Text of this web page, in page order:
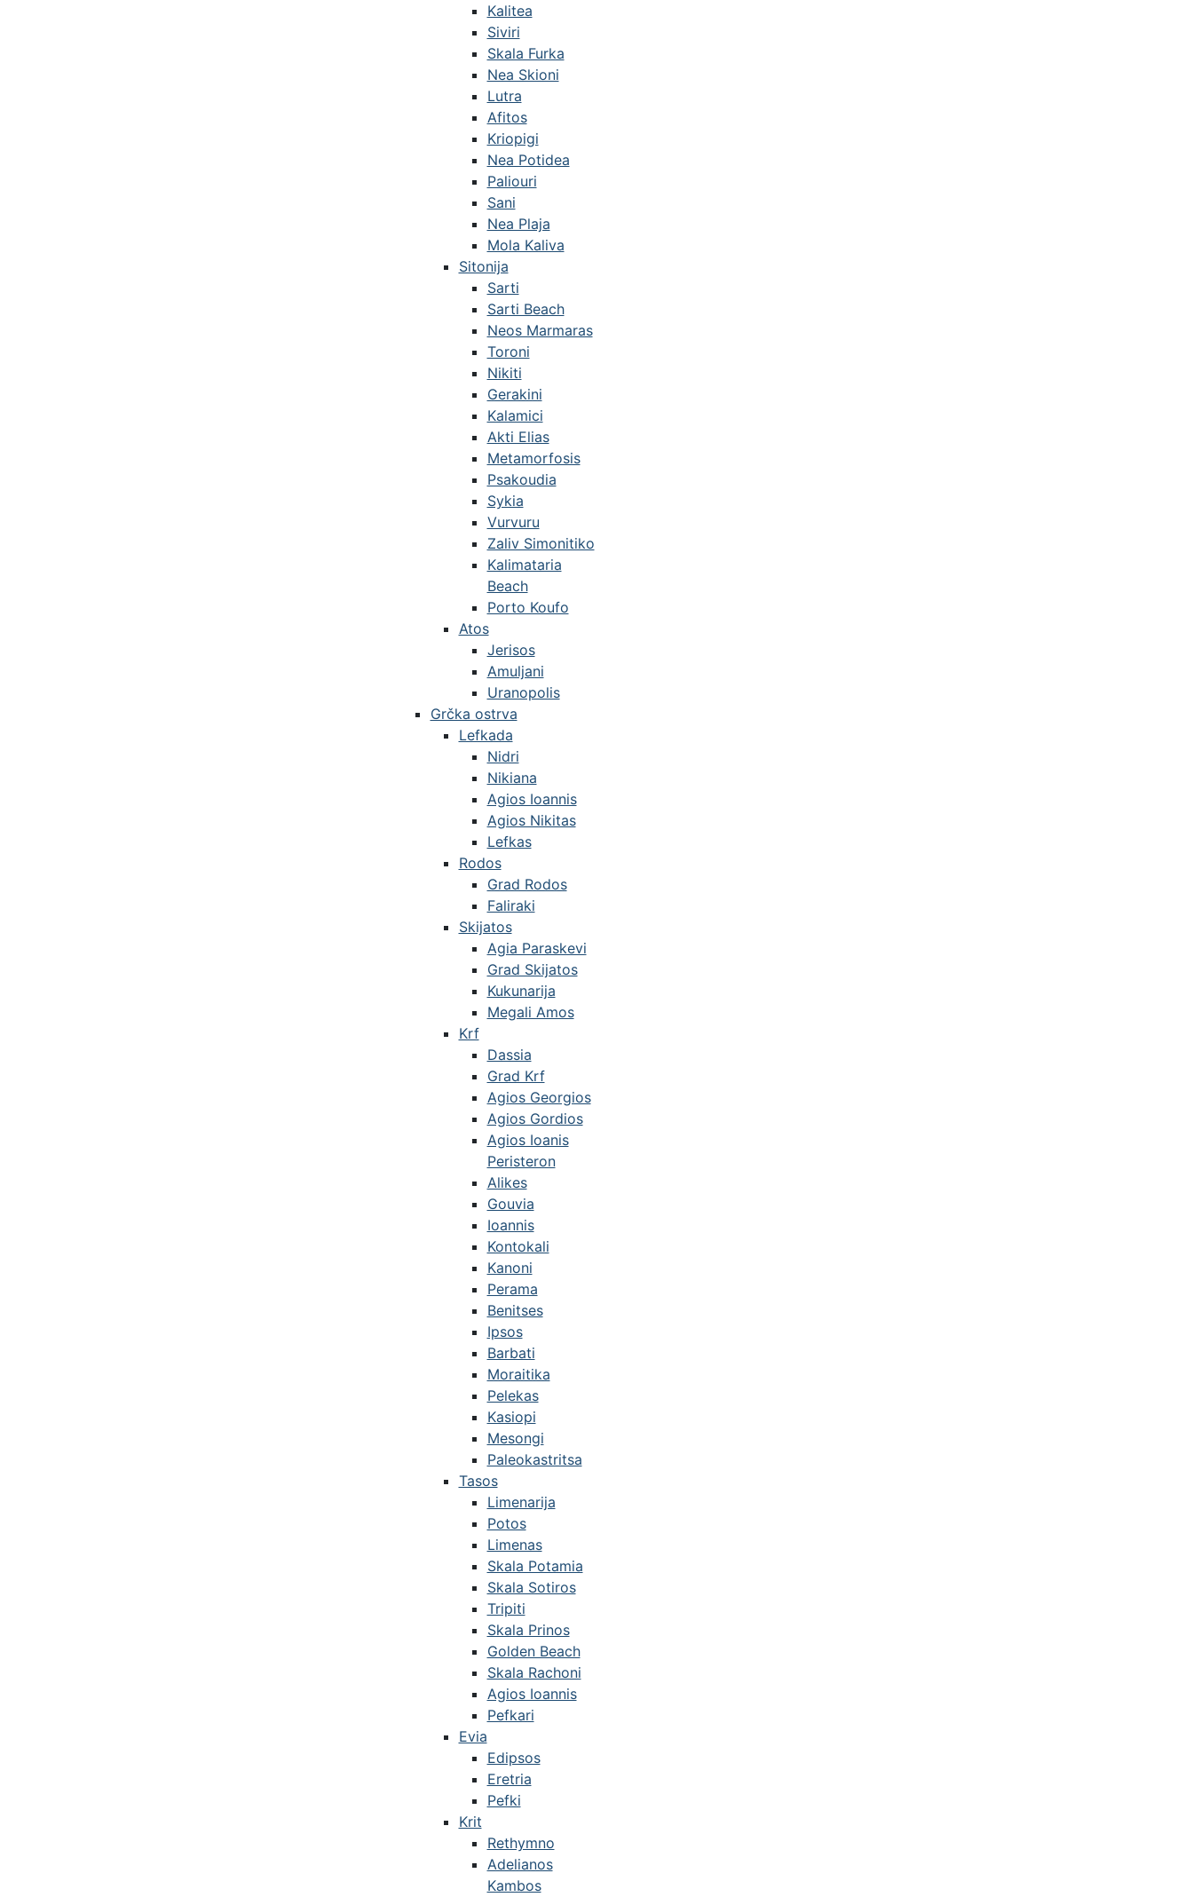
Kalitea
Siviri
Skala Furka
Nea Skioni
Lutra
Afitos
Kriopigi
Nea Potidea
Paliouri
Sani
Nea Plaja
Mola Kaliva
Sitonija
Sarti
Sarti Beach
Neos Marmaras
Toroni
Nikiti
Gerakini
Kalamici
Akti Elias
Metamorfosis
Psakoudia
Sykia
Vurvuru
Zaliv Simonitiko
Kalimataria
Beach
Porto Koufo
Atos
Jerisos
Amuljani
Uranopolis
Grčka ostrva
Lefkada
Nidri
Nikiana
Agios Ioannis
Agios Nikitas
Lefkas
Rodos
Grad Rodos
Faliraki
Skijatos
Agia Paraskevi
Grad Skijatos
Kukunarija
Megali Amos
Krf
Dassia
Grad Krf
Agios Georgios
Agios Gordios
Agios Ioanis
Peristeron
Alikes
Gouvia
Ioannis
Kontokali
Kanoni
Perama
Benitses
Ipsos
Barbati
Moraitika
Pelekas
Kasiopi
Mesongi
Paleokastritsa
Tasos
Limenarija
Potos
Limenas
Skala Potamia
Skala Sotiros
Tripiti
Skala Prinos
Golden Beach
Skala Rachoni
Agios Ioannis
Pefkari
Evia
Edipsos
Eretria
Pefki
Krit
Rethymno
Adelianos
Kambos